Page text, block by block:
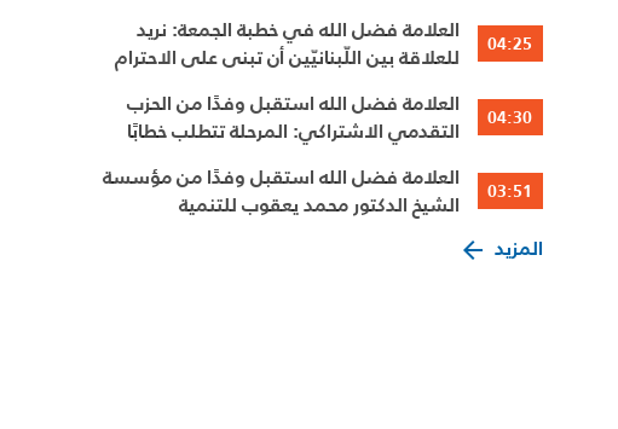
04:25
العلامة فضل الله في خطبة الجمعة: نريد
للعلاقة بين اللّبنانيّين أن تبنى على الاحترام
04:30
العلامة فضل الله استقبل وفدًا من الحزب
التقدمي الاشتراكي: المرحلة تتطلب خطابًا
03:51
العلامة فضل الله استقبل وفدًا من مؤسسة
الشيخ الدكتور محمد يعقوب للتنمية
المزيد